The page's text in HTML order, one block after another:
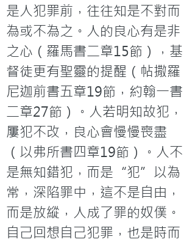
是人犯罪前，往往知是不對而
為或不為之。人的良心有是非
之心（羅馬書二章15節），基
督徒更有聖靈的提醒（帖撒羅
尼迦前書五章19節，約翰一書
二章27節）。人若明知故犯，
屢犯不改，良心會慢慢喪盡
（以弗所書四章19節）。人不
是無知錯犯，而是“犯”以為
常，深陷罪中，這不是自由，
而是放縱，人成了罪的奴僕。
自己回想自己犯罪，也是時而